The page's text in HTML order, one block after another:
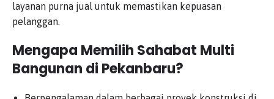
layanan purna jual untuk memastikan kepuasan
pelanggan.
Mengapa Memilih Sahabat Multi
Bangunan di Pekanbaru?